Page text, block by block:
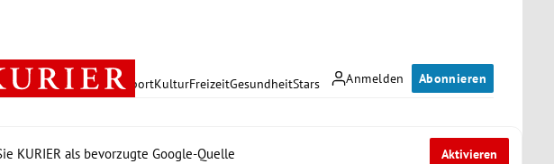
Anmelden Abonnieren
PolitikWirtschaft SportKulturFreizeitGesundheitStars
KURIER als bevorzugte Google-Quelle Aktivieren